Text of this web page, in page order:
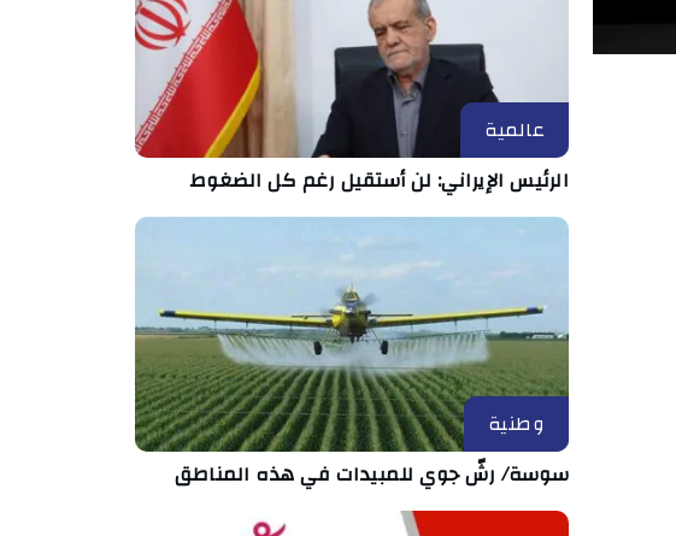
عالمية
الرئيس الإيراني: لن أستقيل رغم كل الضغوط
وطنية
سوسة/ رشّ جوي للمبيدات في هذه المناطق